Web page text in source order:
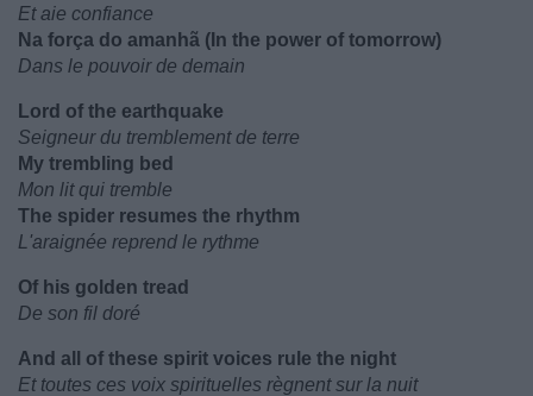
Et aie confiance
Na força do amanhã (In the power of tomorrow)
Dans le pouvoir de demain
Lord of the earthquake
Seigneur du tremblement de terre
My trembling bed
Mon lit qui tremble
The spider resumes the rhythm
L'araignée reprend le rythme
Of his golden tread
De son fil doré
And all of these spirit voices rule the night
Et toutes ces voix spirituelles règnent sur la nuit